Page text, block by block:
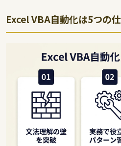
Excel VBA自動化は5つの